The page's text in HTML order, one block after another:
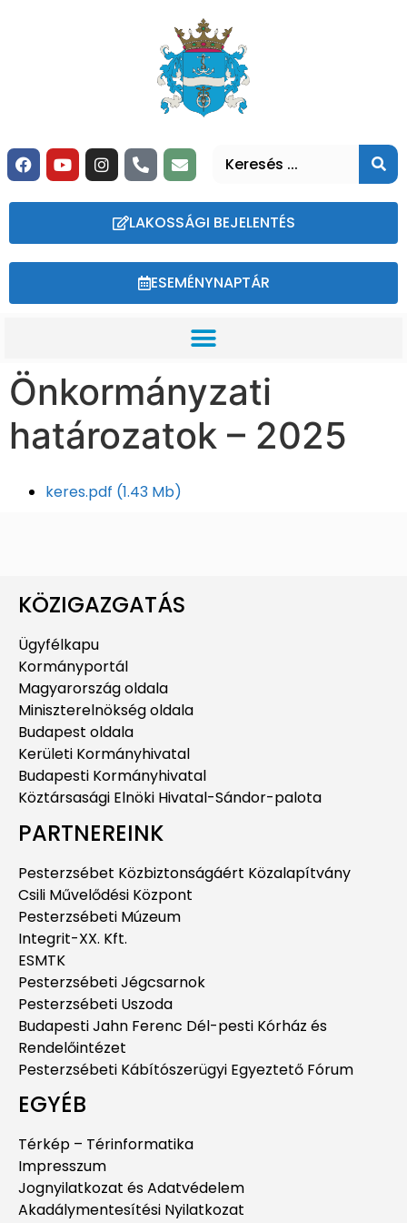
LAKOSSÁGI BEJELENTÉS
ESEMÉNYNAPTÁR
Önkormányzati
határozatok – 2025
keres.pdf (1.43 Mb)
KÖZIGAZGATÁS
Ügyfélkapu
Kormányportál
Magyarország oldala
Miniszterelnökség oldala
Budapest oldala
Kerületi Kormányhivatal
Budapesti Kormányhivatal
Köztársasági Elnöki Hivatal-Sándor-palota
PARTNEREINK
Pesterzsébet Közbiztonságáért Közalapítvány
Csili Művelődési Központ
Pesterzsébeti Múzeum
Integrit-XX. Kft.
ESMTK
Pesterzsébeti Jégcsarnok
Pesterzsébeti Uszoda
Budapesti Jahn Ferenc Dél-pesti Kórház és
Rendelőintézet
Pesterzsébeti Kábítószerügyi Egyeztető Fórum
EGYÉB
Térkép – Térinformatika
Impresszum
Jognyilatkozat és Adatvédelem
Akadálymentesítési Nyilatkozat